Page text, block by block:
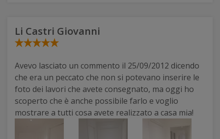
Li Castri Giovanni
Avevo lasciato un commento il 25/09/2012 dicendo
che era un peccato che non si potevano inserire le
foto dei lavori che avete consegnato, ma oggi ho
scoperto che è anche possibile farlo e voglio
mostrare a tutti cosa avete realizzato a casa mia!